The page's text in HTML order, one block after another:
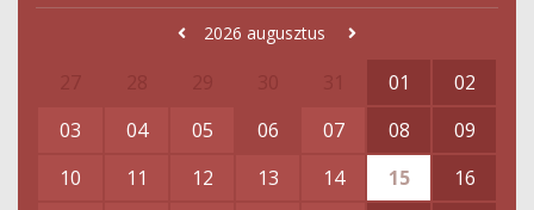
2026 augusztus
01
02
03
04 05 06 07 08
09
10
11 12 13 14 15
16